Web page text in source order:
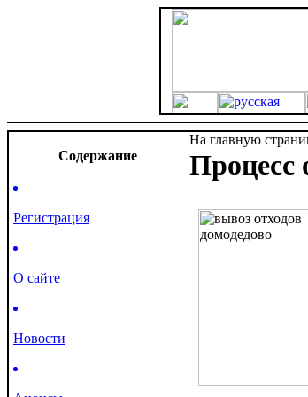
Cодержание
Регистрация
О сайте
Новости
На главную
Процесс